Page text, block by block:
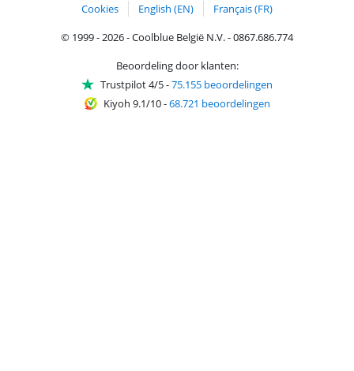
Cookies
English (EN)
Français (FR)
© 1999 - 2026 - Coolblue België N.V. - 0867.686.774
Beoordeling door klanten:
Trustpilot 4/5-75.155 beoordelingen
Kiyoh 9.1/10-68.721 beoordelingen